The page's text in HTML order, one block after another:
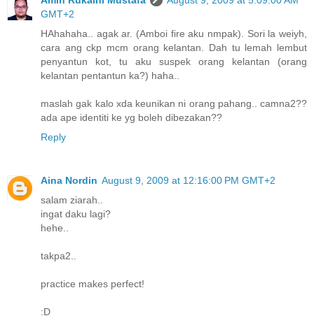
GMT+2
HAhahaha.. agak ar. (Amboi fire aku nmpak). Sori la weiyh,
cara ang ckp mcm orang kelantan. Dah tu lemah lembut
penyantun kot, tu aku suspek orang kelantan (orang
kelantan pentantun ka?) haha..
maslah gak kalo xda keunikan ni orang pahang.. camna2??
ada ape identiti ke yg boleh dibezakan??
Reply
Aina Nordin August 9, 2009 at 12:16:00 PM GMT+2
salam ziarah..
ingat daku lagi?
hehe..
takpa2..
practice makes perfect!
:D